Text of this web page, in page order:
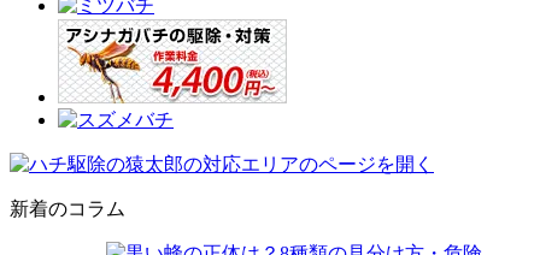
新着のコラム